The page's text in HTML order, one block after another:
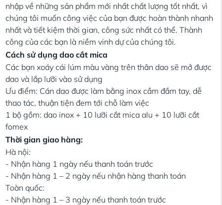
nhập về những sản phẩm mới nhất chất lượng tốt nhất, vì
chúng tôi muốn công việc của bạn được hoàn thành nhanh
nhất và tiết kiệm thời gian, công sức nhất có thể. Thành
công của các bạn là niềm vinh dự của chúng tôi.
Cách sử dụng dao cắt mica
Các bạn xoáy cái lúm màu vàng trên thân dao sẽ mở được
dao và lắp lưỡi vào sử dụng
Ưu điểm: Cán dao được làm bằng inox cầm đầm tay, dễ
thao tác, thuận tiện đem tới chỗ làm việc
1 bộ gồm: dao inox + 10 lưỡi cắt mica alu + 10 lưỡi cắt
fomex
Thời gian giao hàng:
Hà nội:
- Nhận hàng 1 ngày nếu thanh toán trước
- Nhận hàng 1 – 2 ngày nếu nhận hàng thanh toán
Toàn quốc:
- Nhận hàng 1 – 3 ngày nếu thanh toán trước